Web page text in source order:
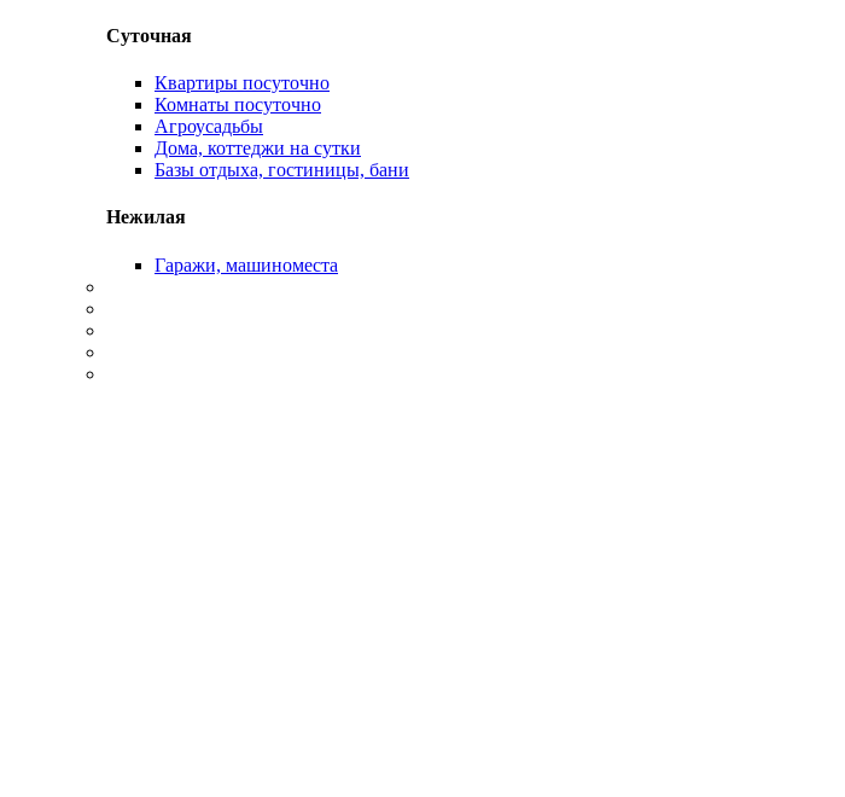
Суточная
Квартиры посуточно
Комнаты посуточно
Агроусадьбы
Дома, коттеджи на сутки
Базы отдыха, гостиницы, бани
Нежилая
Гаражи, машиноместа